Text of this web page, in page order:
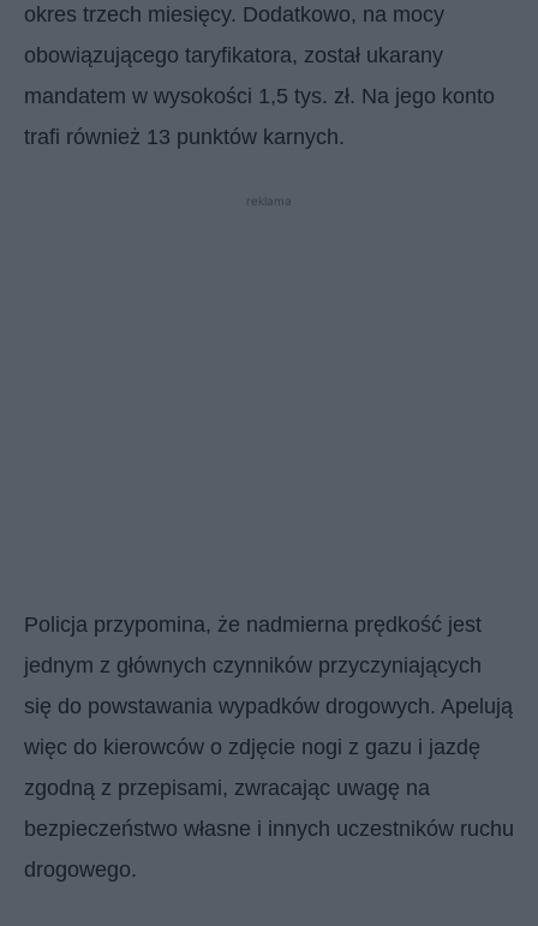
okres trzech miesięcy. Dodatkowo, na mocy
obowiązującego taryfikatora, został ukarany
mandatem w wysokości 1,5 tys. zł. Na jego konto
trafi również 13 punktów karnych.
reklama
Policja przypomina, że nadmierna prędkość jest
jednym z głównych czynników przyczyniających
się do powstawania wypadków drogowych. Apelują
więc do kierowców o zdjęcie nogi z gazu i jazdę
zgodną z przepisami, zwracając uwagę na
bezpieczeństwo własne i innych uczestników ruchu
drogowego.